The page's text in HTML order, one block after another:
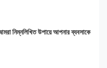
নিম্নলিখিত উপায়ে আপনার ব্যবসাকে